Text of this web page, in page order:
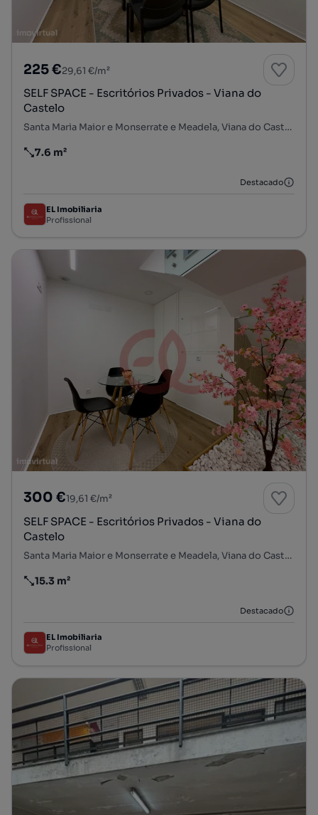
225 €29,61 €/m²
SELF SPACE - Escritórios Privados - Viana do
Castelo
Santa Maria Maior e Monserrate e Meadela, Viana do Castelo, Viana do Castelo
Preço por metro quadrado
7.6 m²
Destacado
EL Imobiliaria
Profissional
300 €19,61 €/m²
SELF SPACE - Escritórios Privados - Viana do
Castelo
Santa Maria Maior e Monserrate e Meadela, Viana do Castelo, Viana do Castelo
Preço por metro quadrado
15.3 m²
Destacado
EL Imobiliaria
Profissional